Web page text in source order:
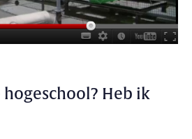
Heb ik